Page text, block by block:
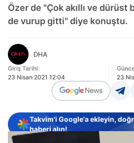
Özer de "Çok akıllı ve dürüst
de vurup gitti" diye konuştu.
DHA
Giriş Tarihi:
23 Nisan 2021 12:04
23
Takvim'i Google'a ekleyin,
haberi alın!